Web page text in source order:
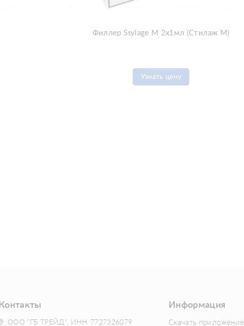
Филлер Stylage M 2x1мл (Стилаж М)
Узнать цену
Контакты
ООО "ГБ ТРЕЙД", ИНН 7727326079
Информация
Скачать приложение